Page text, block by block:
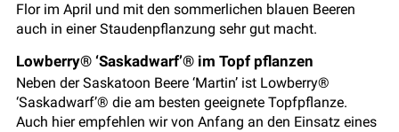
Flor im April und mit den sommerlichen blauen Beeren
auch in einer Staudenpflanzung sehr gut macht.
Lowberry® ‘Saskadwarf’® im Topf pflanzen
Neben der Saskatoon Beere ‘Martin’ ist Lowberry®
‘Saskadwarf’® die am besten geeignete Topfpflanze.
Auch hier empfehlen wir von Anfang an den Einsatz eines